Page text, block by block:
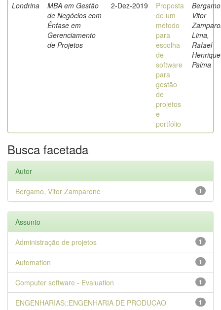
Londrina
MBA em Gestão
de Negócios com
Ênfase em
Gerenciamento
de Projetos
2-Dez-2019
Proposta
de um
método
para
escolha
de
software
para
gestão
de
projetos
e
portfólio
Vitor
Lima,
Rafael
Henrique
Palma
Busca facetada
Autor
1
Bergamo, Vitor Zamparone
Assunto
1
Administração de projetos
1
Automation
1
Computer software - Evaluation
1
ENGENHARIAS::ENGENHARIA DE PRODUCAO